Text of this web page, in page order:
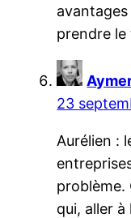
prendre le
23
Aurélien :
problème.
qui, aller à